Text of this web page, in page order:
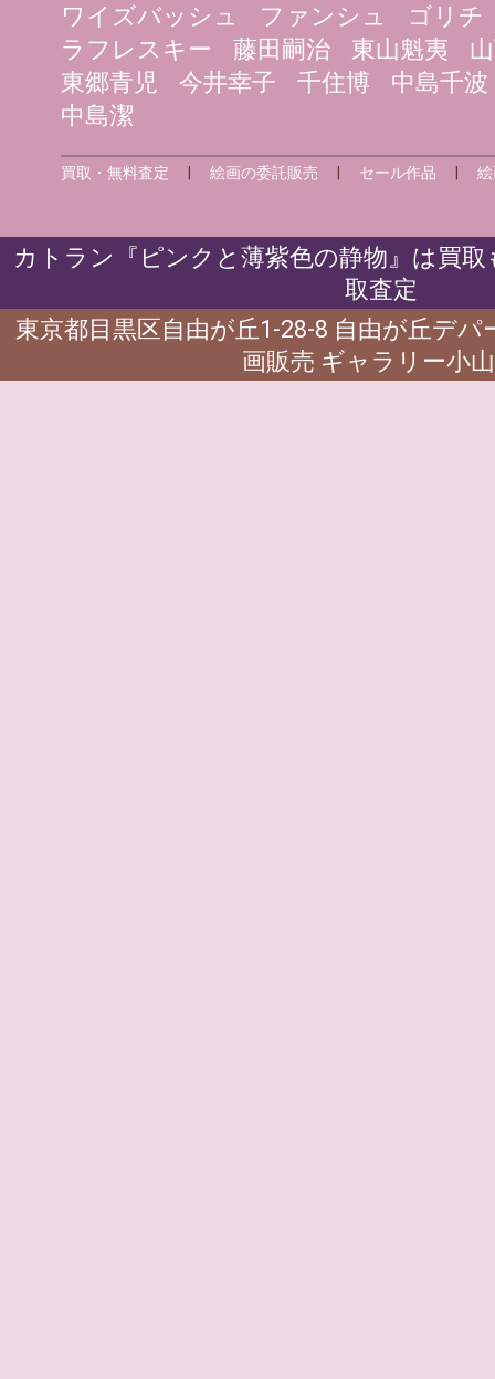
ワイズバッシュ
ファンシュ
ゴリチ
ラフレスキー
藤田嗣治 東山魁夷
東郷青児
今井幸子 千住博
中島千波
中島潔
買取・無料査定 |絵画の委託販売 セール作品 |
カトラン『ピンクと薄紫色の静物』は買
取査定
東京都目黒区自由が丘1-28-8 自由が丘デ
画販売 ギャラリー小